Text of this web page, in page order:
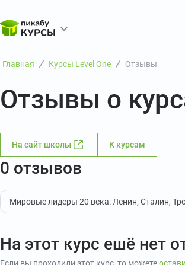
Главная Курсы Level One Отзывы
Отзывы о
На сайт школы К курсам
0 отзывов
Мировые лидеры 20 века: Ленин, Сталин,
На этот курс ешё нет